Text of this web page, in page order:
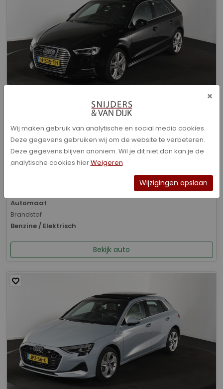
Audi A3 - Sportback 40 e-tron Advance Sport
Bouwjaar
05-2020
Kilometerstand
Automaat
Brandstof
Benzine / Elektrisch
Bekijk auto
×
Wij maken gebruik van analytische en social media cookies.
Deze gegevens gebruiken wij om de website te verbeteren.
Deze gegevens blijven anoniem. Wil je dit niet dan kan je de
analytische cookies hierWeigeren
Wijzigingen opslaan